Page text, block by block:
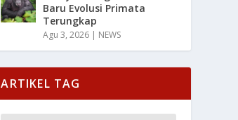
Baru Evolusi Primata
Terungkap
Agu 3, 2026 | NEWS
ARTIKEL TAG